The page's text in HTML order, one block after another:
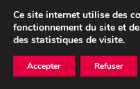
Ce site internet utilise des
fonctionnement du site et
des statistiques de visite.
Accepter Refuser